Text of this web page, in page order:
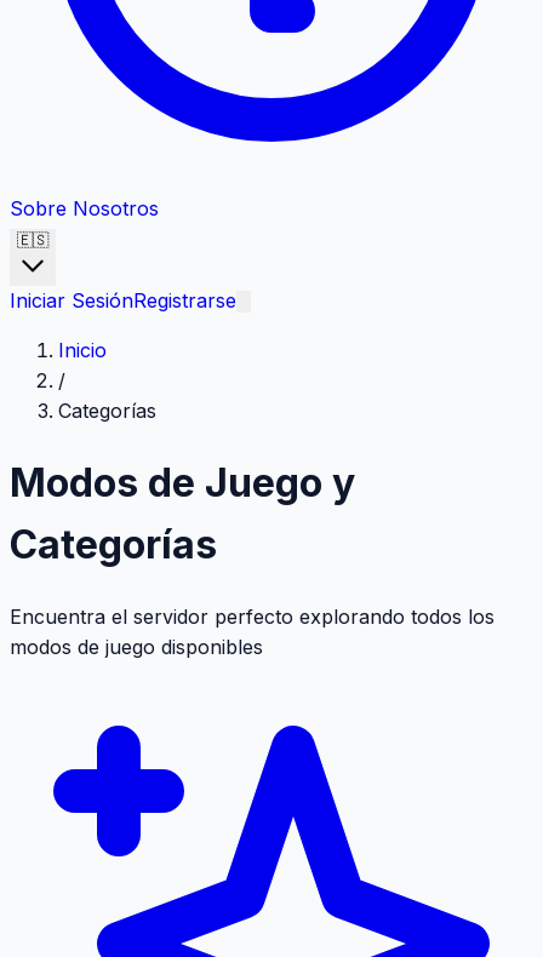
Sobre Nosotros
🇪🇸
Iniciar SesiónRegistrarse
Inicio
/
Categorías
Modos de Juego y
Categorías
Encuentra el servidor perfecto explorando todos los
modos de juego disponibles